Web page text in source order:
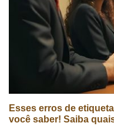
Esses erros de
você saber! Saiba